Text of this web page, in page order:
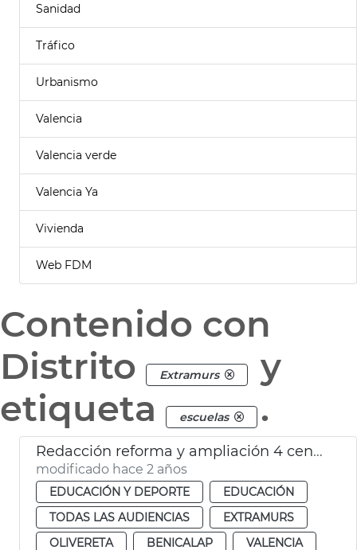
Sanidad
Tráfico
Urbanismo
Valencia
Valencia verde
Valencia Ya
Vivienda
Web FDM
Contenido con
Distrito
Extramurs
y
etiqueta
escuelas .
Redacción reforma y ampliación 4 centros escolares
modificado hace 2 años
EDUCACIÓN Y DEPORTE
EDUCACIÓN
TODAS LAS AUDIENCIAS
EXTRAMURS
OLIVERETA
BENICALAP
VALENCIA